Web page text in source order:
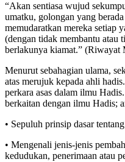
“Akan sentiasa wujud
umatku, golongan yang
memudaratkan mereka setiap
(dengan tidak membantu atau
berlakunya kiamat.” (Riwayat
Menurut sebahagian ulama,
atas merujuk kepada ahli
perkara asas dalam ilmu
berkaitan dengan ilmu Hadis;
• Sepuluh prinsip dasar
• Mengenali jenis-jenis
kedudukan, penerimaan atau